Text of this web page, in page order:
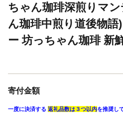
ちゃん珈琲深煎りマ
ん珈琲中煎り道後物語
ー 坊っちゃん珈琲 新
寄付金額
一度に決済する 返礼品数は３つ以内を推奨し